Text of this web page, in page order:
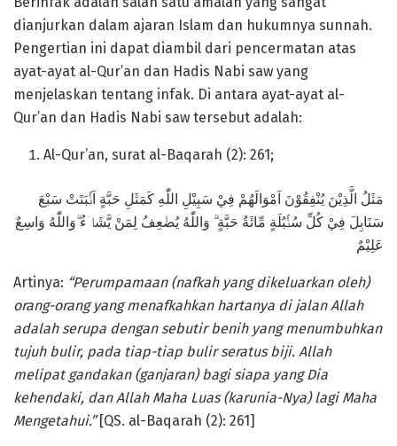
dianjurkan dalam ajaran Islam dan hukumnya sunnah.
Pengertian ini dapat diambil dari pencermatan atas
ayat-ayat al-Qur’an dan Hadis Nabi saw yang
menjelaskan tentang infak. Di antara ayat-ayat al-
Qur’an dan Hadis Nabi saw tersebut adalah:
Al-Qur’an, surat al-Baqarah (2): 261;
مَثَلُ الَّذِيْنَ يُنْفِقُوْنَ اَمْوَالَهُمْ فِيْ سَبِيْلِ اللّٰهِ كَمَثَلِ حَبَّةٍ اَنْۢبَتَتْ سَبْعَ
سَنَابِلَ فِيْ كُلِّ سُنْۢبُلَةٍ مِّائَةُ حَبَّةٍ ۗ وَاللّٰهُ يُضٰعِفُ لِمَنْ يَّشَاۤءُ ۗوَاللّٰهُ وَاسِعٌ
عَلِيْمٌ
Artinya: “Perumpamaan (nafkah yang dikeluarkan oleh)
orang-orang yang menafkahkan hartanya di jalan Allah
adalah serupa dengan sebutir benih yang menumbuhkan
tujuh bulir, pada tiap-tiap bulir seratus biji. Allah
melipat gandakan (ganjaran) bagi siapa yang Dia
kehendaki, dan Allah Maha Luas (karunia-Nya) lagi Maha
Mengetahui.”[QS. al-Baqarah (2): 261]